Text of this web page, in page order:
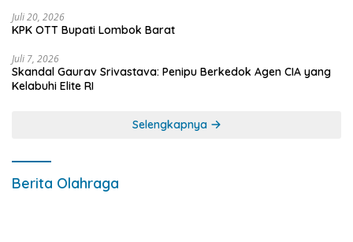
Juli 20, 2026
KPK OTT Bupati Lombok Barat
Juli 7, 2026
Skandal Gaurav Srivastava: Penipu Berkedok Agen CIA yang
Kelabuhi Elite RI
Selengkapnya
Berita Olahraga